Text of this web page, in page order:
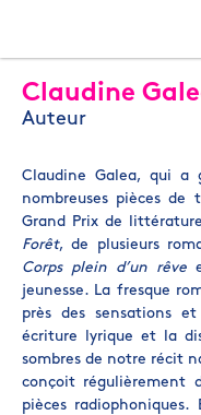
Claudine
Auteur
Claudine Galea, qui a
nombreuses pièces de
Grand Prix de
Forêt, de plusieurs
Corps plein d’un rêve
jeunesse. La fresque
près des sensations
écriture lyrique et la
sombres de notre récit
conçoit régulièrement
pièces